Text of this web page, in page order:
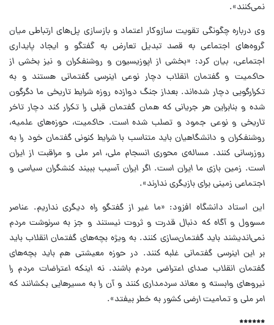
نمی‌کنند».
وی درباره چگونگی تقویت سازوکار اعتماد و بازسازی پل‌های ارتباطی میان
گروه‌های اجتماعی به قصد تبدیل تعارض به گفتگو و ایجاد پایداری
اجتماعی، بیان کرد: «بخشی از اپوزیسیون و روشنفکران و نیز بخشی از
حاکمیت و گفتمان انقلاب دچار نوعی اینرسی گفتمانی هستند و به
تکرارگویی دچار شده‌اند. بعداز جنگ دوازده روزه شرایط تاریخی ما دگرگون
شده و بنابراین هر جریانی که همان گفتمان قبلی را تکرار کند دچار تاخر
تاریخی و نوعی جمود و تصلب شده است. حاکمیت، حوزه‌های علمیه،
روشنفکران و دانشگاهیان باید متناسب با شرایط کنونی گفتمان خود را به
روزرسانی کنند. مساله‌ی محوری انسجام ملی، امر ملی و مراقبت از ایران
است. زمین بازی ما ایران است. اگر ایران آسیب ببیند کنشگران سیاسی و
اجتماعی زمینی برای بازیگری ندارند».
این استاد دانشگاه افزود: «ما غیر از گفتگو راه دیگری نداریم. عناصر
مسوول و آگاه که دنبال قدرت و ثروت نیستند و جز به سرنوشت مردم
نمی‌اندیشند باید گفتمان‌سازی کنند. به ویژه بچه‌های گفتمان انقلاب باید
بر این اینرسی گفتمانی غلبه کنند. در حوزه معیشتی هم باید بچه‌های
گفتمان انقلاب صدای اعتراضی مردم باشند. نه اینکه اعتراضات مردم را
نیروهای وابسته و معاند سردمداری کنند و آن را به مسیرهایی بکشانند که
امر ملی و تمامیت ارضی کشور به خطر بیفتد».